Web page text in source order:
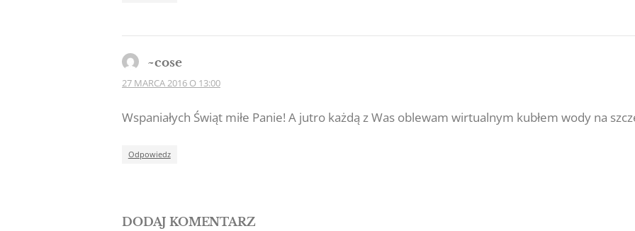
~cose
27 MARCA 2016 O 13:00
Wspaniałych Świąt miłe Panie! A jutro każdą z Was oblewam wirtualnym kubłem wody na
Odpowiedz
DODAJ KOMENTARZ